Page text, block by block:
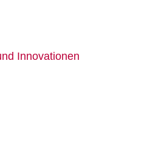
Innovationen